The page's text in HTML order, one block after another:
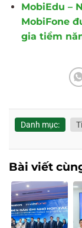
MobiEdu –
MobiFone
gia tiềm
Danh mục:
Bài viết